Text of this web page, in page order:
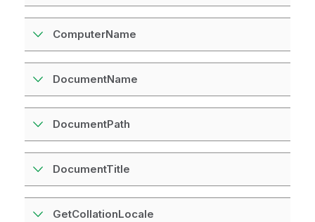
ComputerName
DocumentName
DocumentPath
DocumentTitle
GetCollationLocale